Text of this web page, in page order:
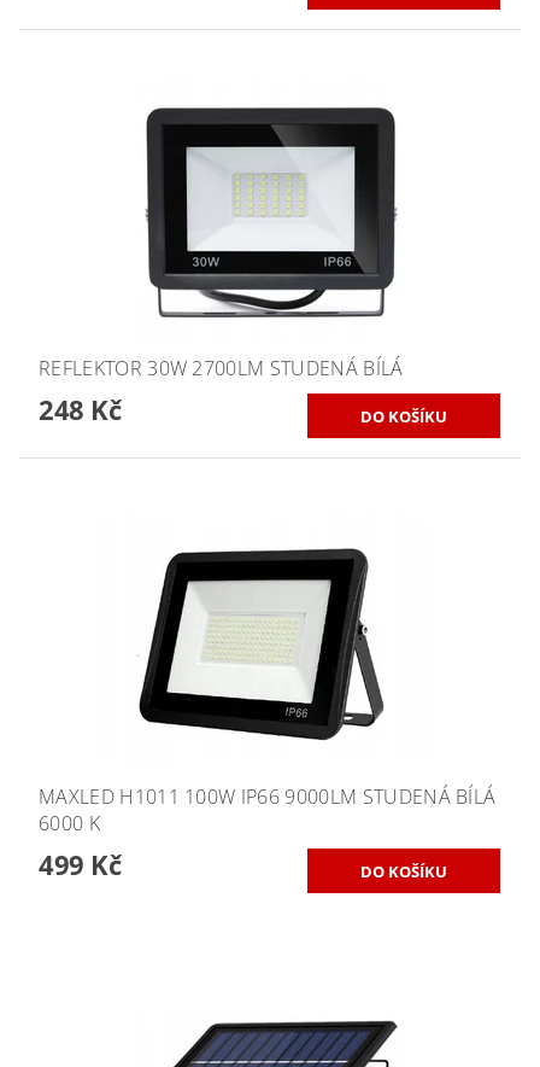
REFLEKTOR 30W 2700LM STUDENÁ BÍLÁ
248 Kč
MAXLED H1011 100W IP66 9000LM STUDENÁ BÍLÁ
6000 K
499 Kč